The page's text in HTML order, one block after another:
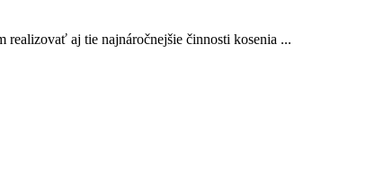
aj tie najnáročnejšie činnosti kosenia ...